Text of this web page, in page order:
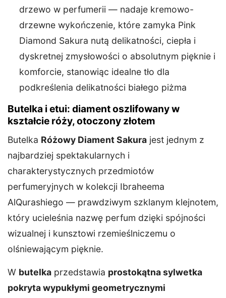
drzewo w perfumerii — nadaje kremowo-
drzewne wykończenie, które zamyka Pink
Diamond Sakura nutą delikatności, ciepła i
dyskretnej zmysłowości o absolutnym pięknie i
komforcie, stanowiąc idealne tło dla
podkreślenia delikatności białego piżma
Butelka i etui: diament oszlifowany w
kształcie róży, otoczony złotem
Butelka Różowy Diament Sakura jest jednym z
najbardziej spektakularnych i
charakterystycznych przedmiotów
perfumeryjnych w kolekcji Ibraheema
AlQurashiego — prawdziwym szklanym klejnotem,
który ucieleśnia nazwę perfum dzięki spójności
wizualnej i kunsztowi rzemieślniczemu o
olśniewającym pięknie.
W butelka przedstawia prostokątna sylwetka
pokryta wypukłymi geometrycznymi